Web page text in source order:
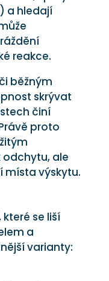
a hledají
reakce.
běžným
skrývat
činí
proto
odchytu, ale
místa výskytu.
se liší
a
varianty: